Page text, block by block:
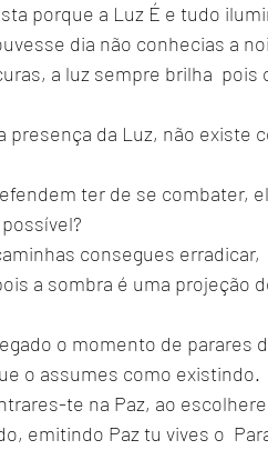
porque a Luz É e tudo
dia não conhecias a
a luz sempre brilha
presença da Luz, não existe
ter de se combater,
consegues
a sombra é uma projeção
o momento de parares
o assumes como existindo.
te na Paz, ao
emitindo Paz tu vives o